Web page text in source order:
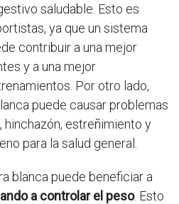
saludable. Esto es
ya que un sistema
contribuir a una mejor
y a una mejor
Por otro lado,
puede causar problemas
estreñimiento y
para la salud general.
blanca puede beneficiar a
a controlar el peso. Esto